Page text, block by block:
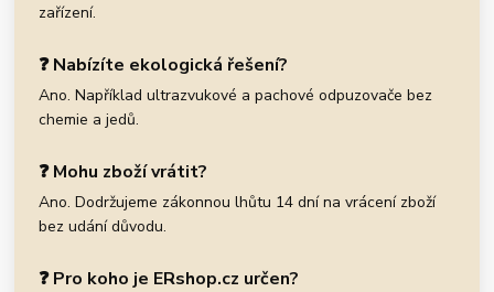
zařízení.
❓ Nabízíte ekologická řešení?
Ano. Například ultrazvukové a pachové odpuzovače bez
chemie a jedů.
❓ Mohu zboží vrátit?
Ano. Dodržujeme zákonnou lhůtu 14 dní na vrácení zboží
bez udání důvodu.
❓ Pro koho je ERshop.cz určen?